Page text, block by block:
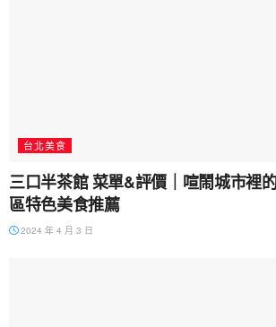
台北美食
三口半茶館 菜單&評價｜喧鬧城市裡
區特色美食推薦
2024 年 4 月 3 日